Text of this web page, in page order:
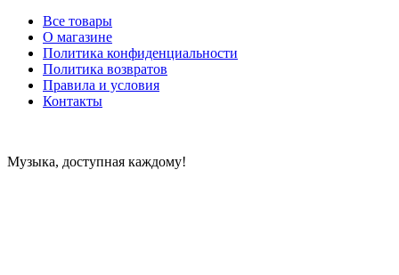
Все товары
О магазине
Политика конфиденциальности
Политика возвратов
Правила и условия
Контакты
Музыка, доступная каждому!